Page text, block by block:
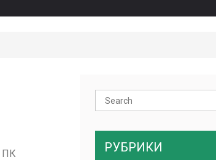
ПК
Search
for:
РУБРИКИ